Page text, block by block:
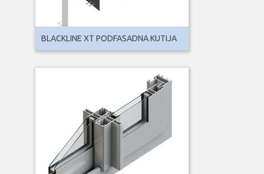
BLACKLINE XT PODFASADNA KUTIJA